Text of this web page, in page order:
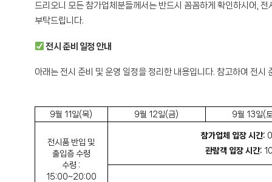
드리오니 모든 참가업체분들께서는 반드시 꼼꼼하게 확인하시어,
부탁드립니다.
전시 준비 일정 안내
아래는 전시 준비 및 운영 일정을 정리한 내용입니다. 참고하여 전시
9월 11일(목) 9월 12일(금) 9월 13일(
전시품 반입 및
출입증 수령
수령 :
15:00~20:00
참가업체 입장 시간:
관람객 입장 시간: